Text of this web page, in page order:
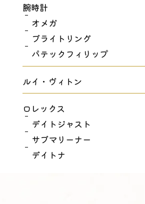
腕時計
オメガ
ブライトリング
パテックフィリップ
ルイ・ヴィトン
ロレックス
デイトジャスト
サブマリーナー
デイトナ